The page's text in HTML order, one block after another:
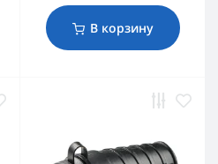
В корзину